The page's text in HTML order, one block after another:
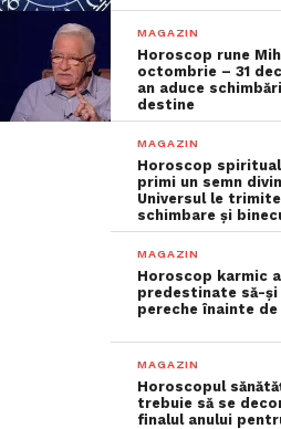
MAGAZIN
Horoscop rune
octombrie – 31
an aduce
destine
MAGAZIN
Horoscop
primi un semn
Universul le
schimbare și
MAGAZIN
Horoscop karmic
predestinate să-
pereche înainte
MAGAZIN
Horoscopul
trebuie să se
finalul anului